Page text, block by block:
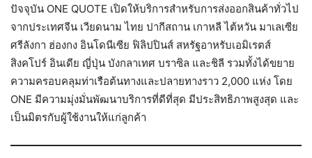
ปัจจุบัน ONE QUOTE เปิดให้บริการสำหรับการส่งออกสินค้าทั่วไป
จากประเทศจีน เวียดนาม ไทย ปากีสถาน เกาหลี ไต้หวัน มาเลเซีย
ศรีลังกา ฮ่องกง อินโดนีเซีย ฟิลิปปินส์ สหรัฐอาหรับเอมิเรตส์
สิงคโปร์ อินเดีย ญี่ปุ่น บังกลาเทศ บราซิล และชิลี รวมทั้งได้ขยาย
ความครอบคลุมท่าเรือต้นทางและปลายทางราว 2,000 แห่ง โดย
ONE มีความมุ่งมั่นพัฒนาบริการที่ดีที่สุด มีประสิทธิภาพสูงสุด และ
เป็นมิตรกับผู้ใช้งานให้แก่ลูกค้า